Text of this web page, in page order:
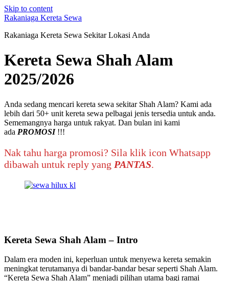
Skip to content
Rakaniaga Kereta Sewa
Rakaniaga Kereta Sewa Sekitar Lokasi Anda
Kereta Sewa Shah Alam
2025/2026
Anda sedang mencari kereta sewa sekitar Shah Alam? Kami ada
lebih dari 50+ unit kereta sewa pelbagai jenis tersedia untuk anda.
Sememangnya harga untuk rakyat. Dan bulan ini kami
ada PROMOSI!!!
Nak tahu harga promosi? Sila klik icon Whatsapp
dibawah untuk reply yang PANTAS.
Kereta Sewa Shah Alam – Intro
Dalam era moden ini, keperluan untuk menyewa kereta semakin
meningkat terutamanya di bandar-bandar besar seperti Shah Alam.
“Kereta Sewa Shah Alam” menjadi pilihan utama bagi ramai